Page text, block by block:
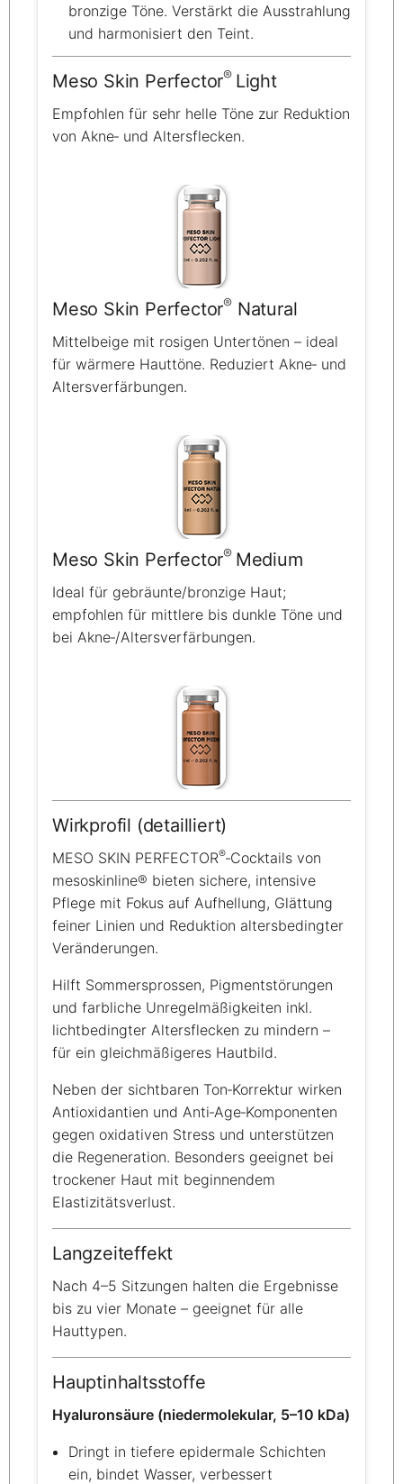
bronzige Töne. Verstärkt die Ausstrahlung
und harmonisiert den Teint.
Meso Skin Perfector® Light
Empfohlen für sehr helle Töne zur Reduktion
von Akne‑ und Altersflecken.
Meso Skin Perfector® Natural
Mittelbeige mit rosigen Untertönen – ideal
für wärmere Hauttöne. Reduziert Akne‑ und
Altersverfärbungen.
Meso Skin Perfector® Medium
Ideal für gebräunte/bronzige Haut;
empfohlen für mittlere bis dunkle Töne und
bei Akne‑/Altersverfärbungen.
Wirkprofil (detailliert)
MESO SKIN PERFECTOR®‑Cocktails von
mesoskinline® bieten sichere, intensive
Pflege mit Fokus auf Aufhellung, Glättung
feiner Linien und Reduktion altersbedingter
Veränderungen.
Hilft Sommersprossen, Pigmentstörungen
und farbliche Unregelmäßigkeiten inkl.
lichtbedingter Altersflecken zu mindern –
für ein gleichmäßigeres Hautbild.
Neben der sichtbaren Ton‑Korrektur wirken
Antioxidantien und Anti‑Age‑Komponenten
gegen oxidativen Stress und unterstützen
die Regeneration. Besonders geeignet bei
trockener Haut mit beginnendem
Elastizitätsverlust.
Langzeiteffekt
Nach 4–5 Sitzungen halten die Ergebnisse
bis zu vier Monate – geeignet für alle
Hauttypen.
Hauptinhaltsstoffe
Hyaluronsäure (niedermolekular, 5–10 kDa)
Dringt in tiefere epidermale Schichten
ein, bindet Wasser, verbessert